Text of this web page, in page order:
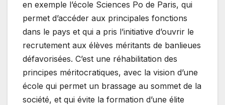
en exemple l’école Sciences Po de Paris, qui
permet d’accéder aux principales fonctions
dans le pays et qui a pris l’initiative d’ouvrir le
recrutement aux élèves méritants de banlieues
défavorisées. C’est une réhabilitation des
principes méritocratiques, avec la vision d’une
école qui permet un brassage au sommet de la
société, et qui évite la formation d’une élite